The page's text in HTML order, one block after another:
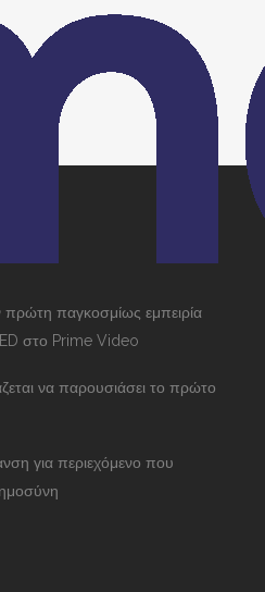
παγκοσμίως εμπειρία
στο Prime Video
να παρουσιάσει το πρώτο
για περιεχόμενο που